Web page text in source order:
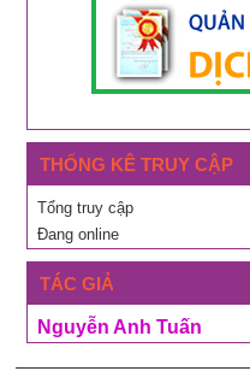
THỐNG KÊ TRUY CẬP
Tổng truy cập
Đang online
TÁC GIẢ
Nguyễn Anh Tuấn